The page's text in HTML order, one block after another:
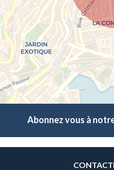
Abonnez vous à